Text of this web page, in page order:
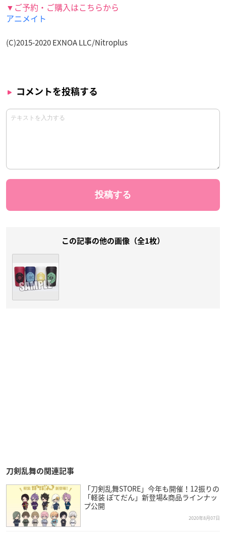
▼ご予約・ご購入はこちらから
アニメイト
(C)2015-2020 EXNOA LLC/Nitroplus
コメントを投稿する
この記事の他の画像（全1枚）
刀剣乱舞の関連記事
「刀剣乱舞STORE」今年も開催！12振りの
「軽装 ぽてだん」新登場&商品ラインナッ
プ公開
2020年8月07日